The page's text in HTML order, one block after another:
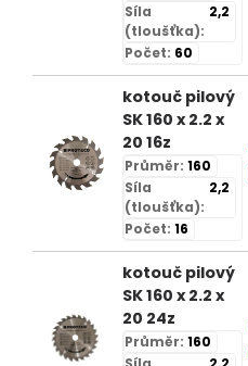
Síla
(tloušťka):
2,2
Počet: 60
kotouč pilový
SK 160 x 2.2 x
20 16z
Průměr: 160
Síla
(tloušťka):
2,2
Počet: 16
kotouč pilový
SK 160 x 2.2 x
20 24z
Průměr: 160